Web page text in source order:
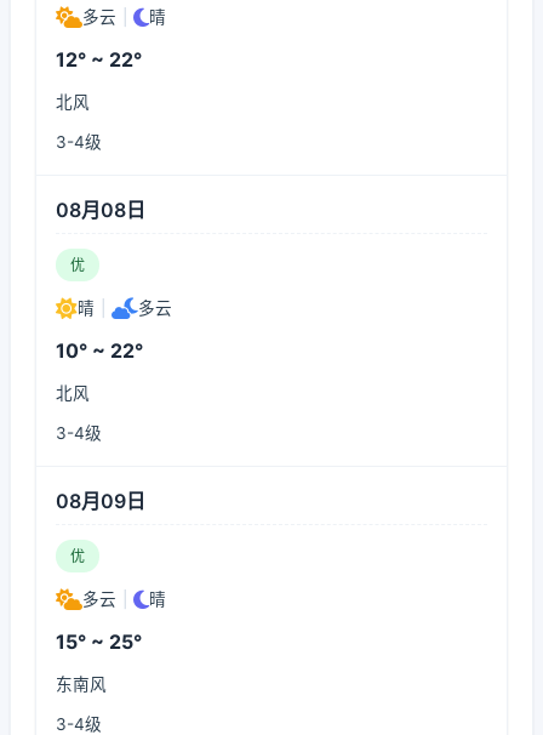
多云 晴
12° ~ 22°
北风
3-4级
08月08日
优
晴 多云
10° ~ 22°
北风
3-4级
08月09日
优
多云 晴
15° ~ 25°
东南风
3-4级